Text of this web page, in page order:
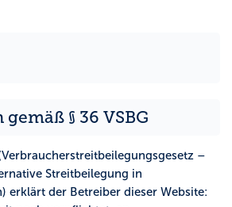
§ 36 VSBG
–
Streitbeilegung in
erklärt der Betreiber dieser Website: